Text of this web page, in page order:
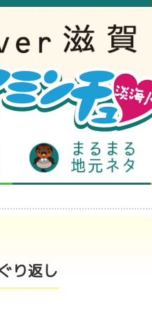
仲間になろう
り返し